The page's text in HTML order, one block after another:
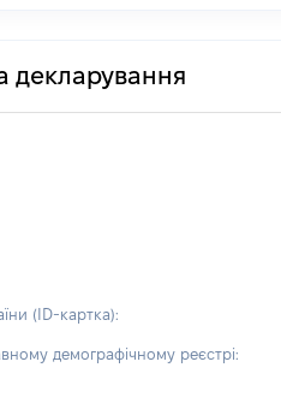
декларування
(ID-картка):
демографічному реєстрі: